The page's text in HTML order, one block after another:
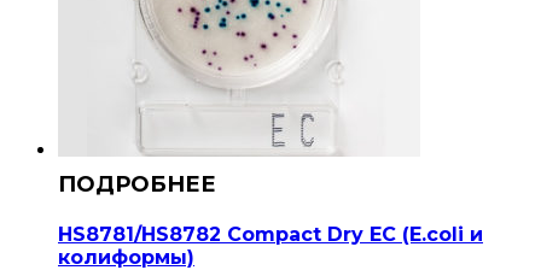
HS8781/HS8782 Compact Dry EС (E.coli и
колиформы)